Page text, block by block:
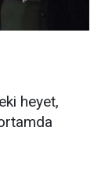
heyet,